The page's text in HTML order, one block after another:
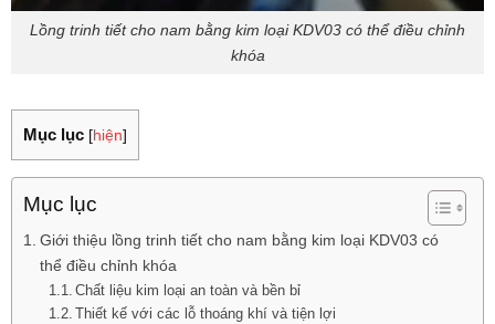
Lồng trinh tiết cho nam bằng kim loại KDV03 có thể điều chỉnh
khóa
Mục lục [hiện]
Mục lục
Giới thiệu lồng trinh tiết cho nam bằng kim loại KDV03 có
thể điều chỉnh khóa
Chất liệu kim loại an toàn và bền bỉ
Thiết kế với các lỗ thoáng khí và tiện lợi